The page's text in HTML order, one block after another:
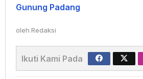
Gunung Padang
oleh Redaksi
Ikuti Kami Pada